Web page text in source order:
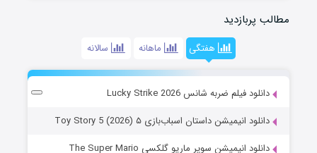
مطالب پربازدید
هفتگی ماهانه سالانه
دانلود فیلم ضربه شانس Lucky Strike 2026
دانلود انیمیشن داستان اسباب‌بازی ۵ Toy Story 5 (2026)
دانلود انیمیشن سوپر ماریو گلکسی The Super Mario